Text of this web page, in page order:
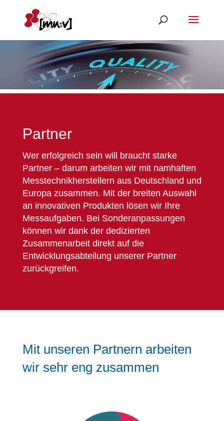
Partner
Wer erfolgreich sein will braucht starke
Partner – darum arbeiten wir mit namhaften
Messtechnikherstellern aus Deutschland und
Europa zusammen. Mit der breiten Auswahl
an innovativen Produkten lösen wir Ihre
Messaufgaben. Bei Sonderanpassungen
können wir dank der dedizierten
Zusammenarbeit direkt auf die
Entwicklungsabteilung unserer Partner
zurückgreifen.
Mit unseren Partnern arbeiten
wir sehr eng zusammen